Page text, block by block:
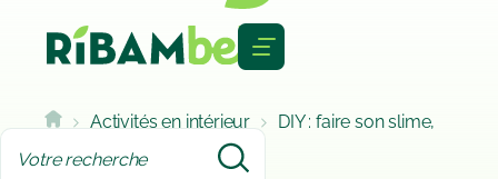
Activités en intérieur
DIY : faire son slime,
c’est facile !
Cookies management panel